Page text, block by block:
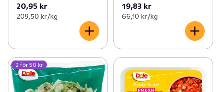
20,95 kr
209,50 kr /kg
19,83 kr
66,10 kr /kg
2 för 50 kr